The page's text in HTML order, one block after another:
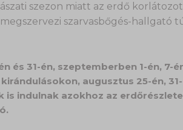
szezon miatt az erdő
szarvasbőgés-hallgató
és 31-én, szeptemberben 1-én, 7-
augusztus 25-én,
indulnak azokhoz az